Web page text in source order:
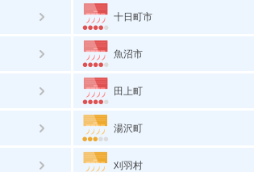
十日町市
魚沼市
田上町
湯沢町
刈羽村